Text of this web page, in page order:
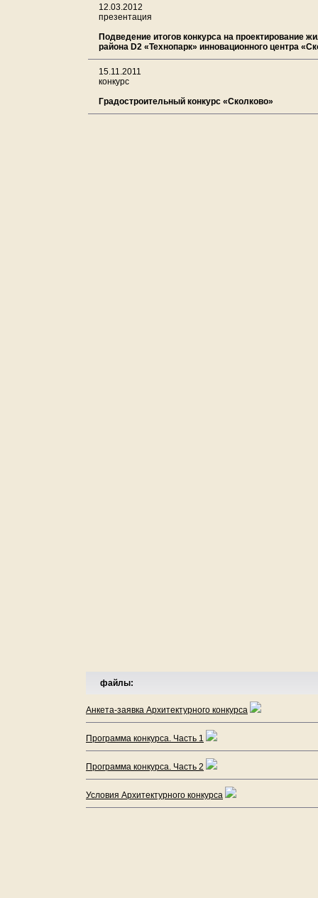
12.03.2012
презентация
Подведение итогов конкурса на проектирование
района D2 «Технопарк» инновационного центра
15.11.2011
конкурс
Градостроительный конкурс «Сколково»
файлы:
Анкета-заявка Архитектурного конкурса
Программа конкурса. Часть 1
Программа конкурса. Часть 2
Условия Архитектурного конкурса